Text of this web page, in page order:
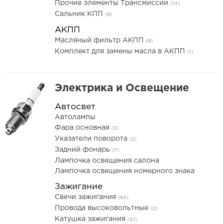
Прочие элементы Трансмиссии (14)
Сальник КПП (6)
АКПП
Масляный фильтр АКПП (8)
Комплект для замены масла в АКПП (1)
Электрика и Освещение
Автосвет
Автолампы
Фара основная (3)
Указатели поворота (2)
Задний фонарь (7)
Лампочка освещения салона
Лампочка освещения номерного знака
Зажигание
Свечи зажигания (64)
Провода высоковольтные (2)
Катушка зажигания (41)